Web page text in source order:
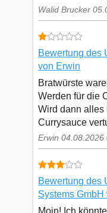
Walid Brucker
Bewertung des
von Erwin
Bratwürste
Werden für die
Wird dann alles
Currysauce
Erwin 04.08.2026
Bewertung des
Systems
Moin! Ich